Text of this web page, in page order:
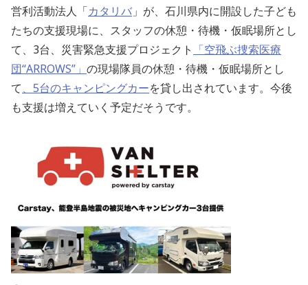
営利活動法人「カタリバ 」が、石川県内に開設した子ども
たちの支援現場に、スタッフの休憩・待機・仮眠場所とし
て、3台、災害緊急支援プロジェクト 「空飛ぶ捜索医療
団“ARROWS”」 の現場隊員の休憩・待機・仮眠場所とし
て、5台のキャンピングカーを貸し出されています。今後
も支援は増えていく予定だそうです。